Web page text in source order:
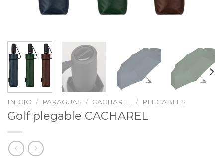
INICIO / PARAGUAS / CACHAREL / PLEGABLES
Golf plegable CACHAREL